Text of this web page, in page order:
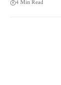
4 Min Read